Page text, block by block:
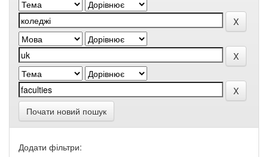
Почати новий пошук
Додати фільтри: